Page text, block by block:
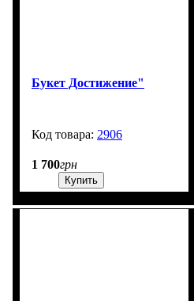
Букет Достижение"
2906
1 700грн
Купить